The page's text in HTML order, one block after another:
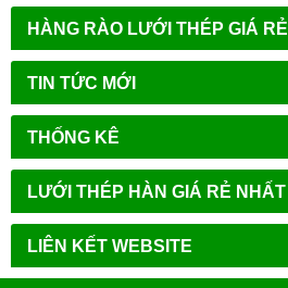
HÀNG RÀO LƯỚI THÉP GIÁ RẺ
TIN TỨC MỚI
THỐNG KÊ
LƯỚI THÉP HÀN GIÁ RẺ NHẤT
LIÊN KẾT WEBSITE